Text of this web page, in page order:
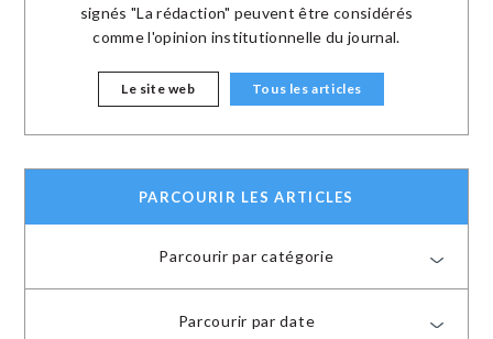
signés "La rédaction" peuvent être considérés
comme l'opinion institutionnelle du journal.
Le site web Tous les articles
PARCOURIR LES ARTICLES
Parcourir par catégorie
Parcourir par date